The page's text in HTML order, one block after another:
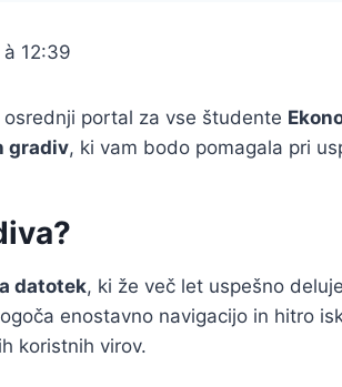
12:39
osrednji portal za vse študente
gradiv, ki vam bodo pomagala pri
datotek, ki že več let uspešno
enostavno navigacijo in hitro
koristnih virov.